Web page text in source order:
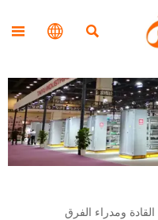



القادة ومدراء الفرق